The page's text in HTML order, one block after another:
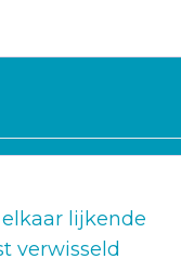
lijkende
verwisseld